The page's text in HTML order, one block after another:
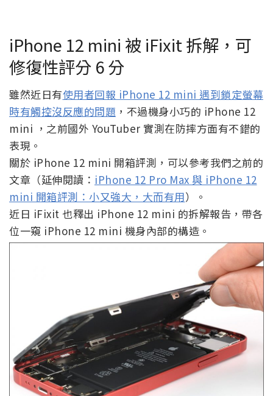
iPhone 12 mini 被 iFixit 拆解，可
修復性評分 6 分
雖然近日有使用者回報 iPhone 12 mini 遇到鎖定螢幕
時有觸控沒反應的問題 ，不過機身小巧的 iPhone 12
mini ，之前國外 YouTuber 實測在防摔方面有不錯的
表現。
關於 iPhone 12 mini 開箱評測，可以參考我們之前的
文章（延伸閱讀： iPhone 12 Pro Max 與 iPhone 12
mini 開箱評測：小又強大，大而有用）。
近日 iFixit 也釋出 iPhone 12 mini 的拆解報告，帶各
位一窺 iPhone 12 mini 機身內部的構造。